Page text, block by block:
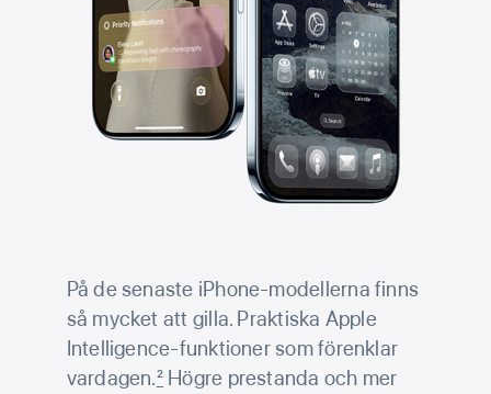
På de senaste iPhone-modellerna finns
så mycket att gilla. Praktiska Apple
Intelligence-funktioner som förenklar
vardagen.2Högre prestanda och mer